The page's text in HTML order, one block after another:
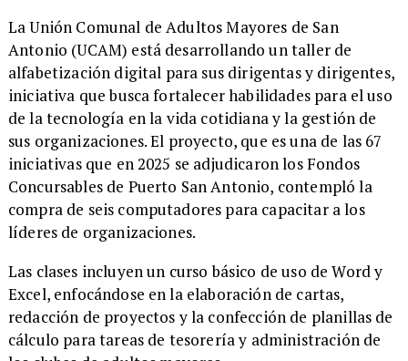
​La Unión Comunal de Adultos Mayores de San
Antonio (UCAM) está desarrollando un taller de
alfabetización digital para sus dirigentas y dirigentes,
iniciativa que busca fortalecer habilidades para el uso
de la tecnología en la vida cotidiana y la gestión de
sus organizaciones. El proyecto, que es una de las 67
iniciativas que en 2025 se adjudicaron los Fondos
Concursables de Puerto San Antonio, contempló la
compra de seis computadores para capacitar a los
líderes de organizaciones.
​Las clases incluyen un curso básico de uso de Word y
Excel, enfocándose en la elaboración de cartas,
redacción de proyectos y la confección de planillas de
cálculo para tareas de tesorería y administración de